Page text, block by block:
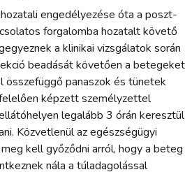
engedélyezése óta a poszt-
forgalomba hozatalt követő
a klinikai vizsgálatok során
beadását követően a betegeket
összefüggő panaszok és tünetek
képzett személyzettel
legalább 3 órán keresztül
Közvetlenül az egészségügyi
kell győződni arról, hogy a beteg
nála a túladagolással